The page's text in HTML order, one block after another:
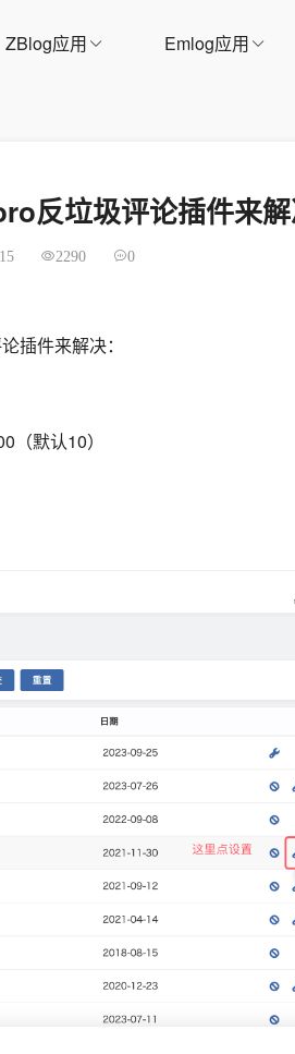
ZBlog应用 Emlog应用
反垃圾评论插件来
2290 0
插件来解决：
默认10）